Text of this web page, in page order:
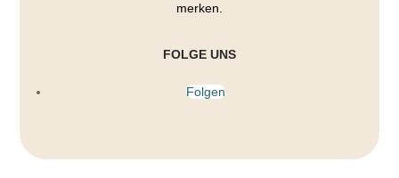
merken.
FOLGE UNS
Folgen